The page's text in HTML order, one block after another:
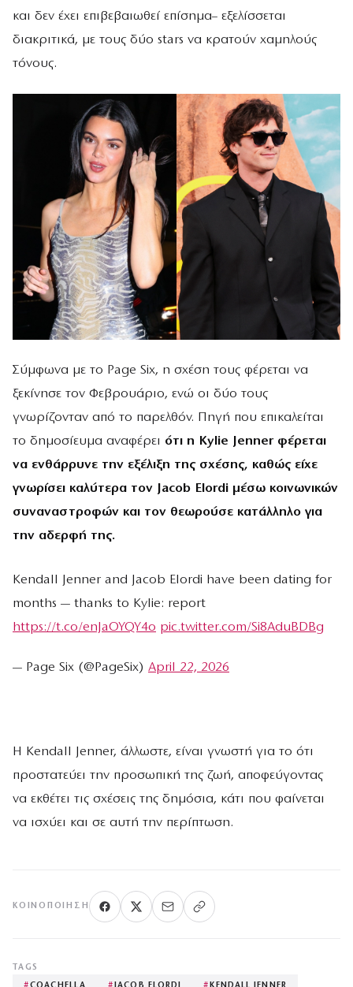
και δεν έχει επιβεβαιωθεί επίσημα– εξελίσσεται
διακριτικά, με τους δύο stars να κρατούν χαμηλούς
τόνους.
Σύμφωνα με το Page Six, η σχέση τους φέρεται να
ξεκίνησε τον Φεβρουάριο, ενώ οι δύο τους
γνωρίζονταν από το παρελθόν. Πηγή που επικαλείται
το δημοσίευμα αναφέρει ότι η Kylie Jenner φέρεται
να ενθάρρυνε την εξέλιξη της σχέσης, καθώς είχε
γνωρίσει καλύτερα τον Jacob Elordi μέσω κοινωνικών
συναναστροφών και τον θεωρούσε κατάλληλο για
την αδερφή της.
Kendall Jenner and Jacob Elordi have been dating for
months — thanks to Kylie: report
https://t.co/enJaOYQY4o pic.twitter.com/Si8AduBDBg
— Page Six (@PageSix) April 22, 2026
Η Kendall Jenner, άλλωστε, είναι γνωστή για το ότι
προστατεύει την προσωπική της ζωή, αποφεύγοντας
να εκθέτει τις σχέσεις της δημόσια, κάτι που φαίνεται
να ισχύει και σε αυτή την περίπτωση.
ΚΟΙΝΟΠΟΊΗΣΗ
TAGS